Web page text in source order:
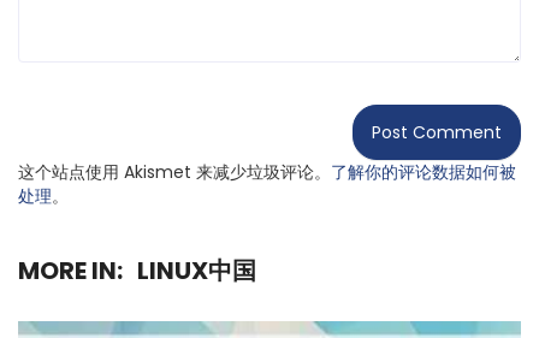
这个站点使用 Akismet 来减少垃圾评论。 了解你的评论数据如何被
处理。
MORE IN: LINUX中国